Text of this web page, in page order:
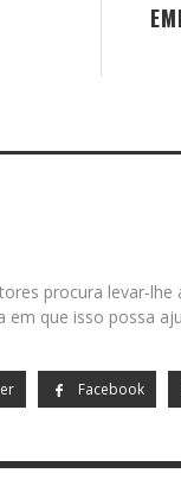
procura levar-
em que isso possa
Facebook